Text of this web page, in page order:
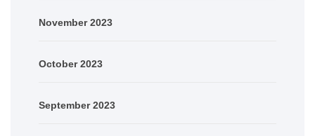
November 2023
October 2023
September 2023